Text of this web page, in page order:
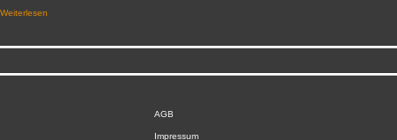
Weiterlesen
AGB
Impressum